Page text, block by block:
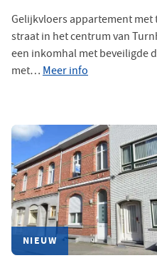
Gelijkvloers appartement met
straat in het centrum van
een inkomhal met beveiligde
met… Meer info
NIEUW